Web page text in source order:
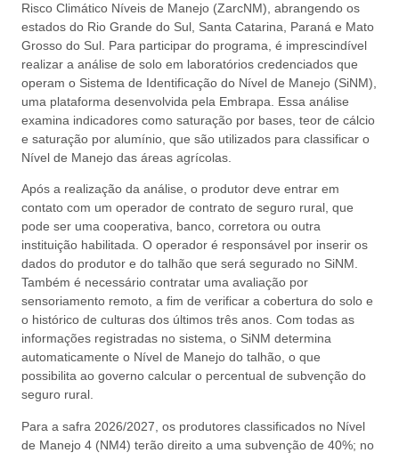
Risco Climático Níveis de Manejo (ZarcNM), abrangendo os
estados do Rio Grande do Sul, Santa Catarina, Paraná e Mato
Grosso do Sul. Para participar do programa, é imprescindível
realizar a análise de solo em laboratórios credenciados que
operam o Sistema de Identificação do Nível de Manejo (SiNM),
uma plataforma desenvolvida pela Embrapa. Essa análise
examina indicadores como saturação por bases, teor de cálcio
e saturação por alumínio, que são utilizados para classificar o
Nível de Manejo das áreas agrícolas.
Após a realização da análise, o produtor deve entrar em
contato com um operador de contrato de seguro rural, que
pode ser uma cooperativa, banco, corretora ou outra
instituição habilitada. O operador é responsável por inserir os
dados do produtor e do talhão que será segurado no SiNM.
Também é necessário contratar uma avaliação por
sensoriamento remoto, a fim de verificar a cobertura do solo e
o histórico de culturas dos últimos três anos. Com todas as
informações registradas no sistema, o SiNM determina
automaticamente o Nível de Manejo do talhão, o que
possibilita ao governo calcular o percentual de subvenção do
seguro rural.
Para a safra 2026/2027, os produtores classificados no Nível
de Manejo 4 (NM4) terão direito a uma subvenção de 40%; no